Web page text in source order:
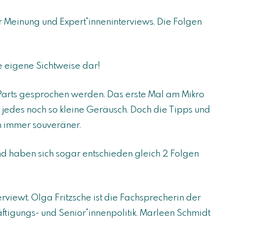
und Expert*inneninterviews. Die Folgen
eigene Sichtweise dar!
gesprochen werden. Das erste Mal am Mikro
noch so kleine Geräusch. Doch die Tipps und
immer souveräner.
haben sich sogar entschieden gleich 2 Folgen
Olga Fritzsche ist die Fachsprecherin der
und Senior*innenpolitik. Marleen Schmidt